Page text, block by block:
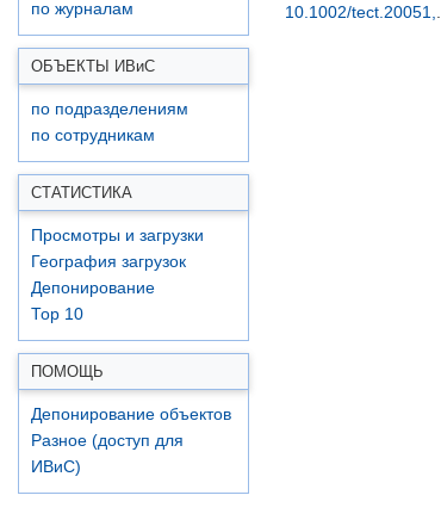
по журналам
ОБЪЕКТЫ ИВиС
по подразделениям
по сотрудникам
СТАТИСТИКА
Просмотры и загрузки
География загрузок
Депонирование
Top 10
ПОМОЩЬ
Депонирование объектов
Разное (доступ для
ИВиС)
10.1002/tect.20051,